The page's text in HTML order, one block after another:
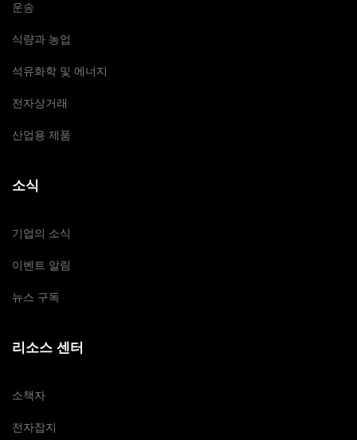
운송
식량과 농업
석유화학 및 에너지
전자상거래
산업용 제품
소식
기업의 소식
이벤트 알림
뉴스 구독
리소스 센터
소책자
전자잡지